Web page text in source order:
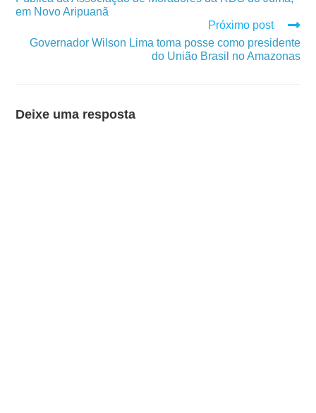
em Novo Aripuanã
Próximo post
Governador Wilson Lima toma posse como presidente
do União Brasil no Amazonas
Deixe uma resposta